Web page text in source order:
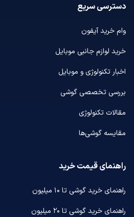
دسترسی سریع
وام خرید آیفون
خرید لوازم جانبی موبایل
اخبار تکنولوژی و موبایل
بررسی تخصصی گوشی
مقالات تکنولوژی
مقایسه گوشی‌ها
راهنمای قیمت خرید
راهنمای خرید گوشی تا ۱۰ میلیون
راهنمای خرید گوشی تا ۲۰ میلیون